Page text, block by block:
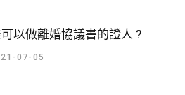
以做離婚協議書的證人 ?
07-05